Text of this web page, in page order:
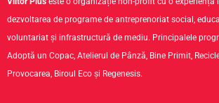
dezvoltarea de programe de antreprenoriat social,
voluntariat și infrastructură de mediu. Principalele
Adoptă un Copac, Atelierul de Pânză, Bine Primit,
Provocarea, Biroul Eco și Regenesis.